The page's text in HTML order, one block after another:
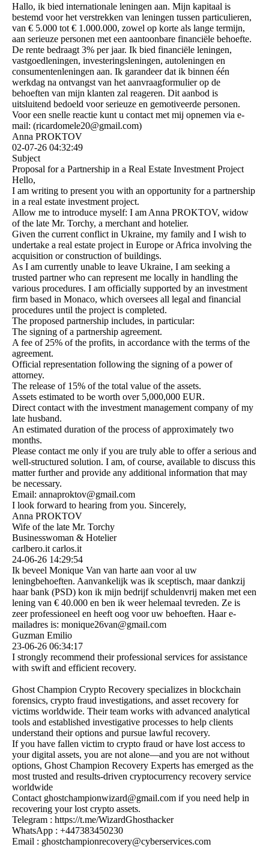
Hallo, ik bied internationale leningen aan. Mijn kapitaal is
bestemd voor het verstrekken van leningen tussen particulieren,
van € 5.000 tot € 1.000.000, zowel op korte als lange termijn,
aan serieuze personen met een aantoonbare financiële behoefte.
De rente bedraagt ​​3% per jaar. Ik bied financiële leningen,
vastgoedleningen, investeringsleningen, autoleningen en
consumentenleningen aan. Ik garandeer dat ik binnen één
werkdag na ontvangst van het aanvraagformulier op de
behoeften van mijn klanten zal reageren. Dit aanbod is
uitsluitend bedoeld voor serieuze en gemotiveerde personen.
Voor een snelle reactie kunt u contact met mij opnemen via e-
mail: (­ricardomele20@­gmail.­com)­
Anna PROKTOV
02-07-26 04:32:49
Subject
Proposal for a Partnership in a Real Estate Investment Project
Hello,
I am writing to present you with an opportunity for a partnership
in a real estate investment project.
Allow me to introduce myself: I am Anna PROKTOV, widow
of the late Mr. Torchy, a merchant and hotelier.
Given the current conflict in Ukraine, my family and I wish to
undertake a real estate project in Europe or Africa involving the
acquisition or construction of buildings.
As I am currently unable to leave Ukraine, I am seeking a
trusted partner who can represent me locally in handling the
various procedures. I am officially supported by an investment
firm based in Monaco, which oversees all legal and financial
procedures until the project is completed.
The proposed partnership includes, in particular:
The signing of a partnership agreement.
A fee of 25% of the profits, in accordance with the terms of the
agreement.
Official representation following the signing of a power of
attorney.
The release of 15% of the total value of the assets.
Assets estimated to be worth over 5,000,000 EUR.
Direct contact with the investment management company of my
late husband.
An estimated duration of the process of approximately two
months.
Please contact me only if you are truly able to offer a serious and
well-structured solution. I am, of course, available to discuss this
matter further and provide any additional information that may
be necessary.
Email: annaproktov@gmail.com
I look forward to hearing from you. Sincerely,
Anna PROKTOV
Wife of the late Mr. Torchy
Businesswoman & Hotelier
carlbero.it carlos.it
24-06-26 14:29:54
Ik beveel Monique Van van harte aan voor al uw
leningbehoeften. Aanvankelijk was ik sceptisch, maar dankzij
haar bank (PSD) kon ik mijn bedrijf schuldenvrij maken met een
lening van € 40.000 en ben ik weer helemaal tevreden. Ze is
zeer professioneel en heeft oog voor uw behoeften. Haar e-
mailadres is: monique26van@gmail.com
Guzman Emilio
23-06-26 06:34:17
I strongly recommend their professional services for assistance
with swift and efficient recovery.
Ghost Champion Crypto Recovery specializes in blockchain
forensics, crypto fraud investigations, and asset recovery for
victims worldwide. Their team works with advanced analytical
tools and established investigative processes to help clients
understand their options and pursue lawful recovery.
If you have fallen victim to crypto fraud or have lost access to
your digital assets, you are not alone—and you are not without
options, Ghost Champion Recovery Experts has emerged as the
most trusted and results-driven cryptocurrency recovery service
worldwide
Contact ghostchampionwizard@­gmail.­com if you need help in
recovering your lost crypto assets.
Telegram : https:­//­t.­me/­WizardGhosthacker
WhatsApp : +447383450230
Email : ghostchampionrecovery@­cyberservices.­com